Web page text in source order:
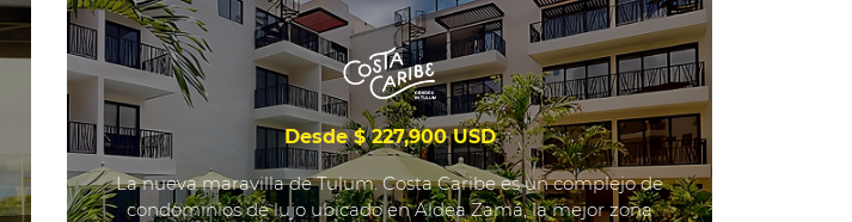
Desde $ 227,900 USD
La nueva maravilla de Tulum. Costa Caribe es un complejo de
condominios de lujo ubicado en Aldea Zamá, la mejor zona